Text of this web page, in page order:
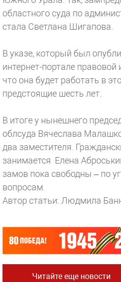
областного суда по
стала Светлана Шигапова.
В указе, который был
интернет-портале
что она будет работать в
предстоящие шесть лет.
В итоге у нынешнего
облсуда Вячеслава
два заместителя.
занимается Елена
замов пока свободны – по
вопросам.
Автор статьи: Людмила
Читайте еще новости